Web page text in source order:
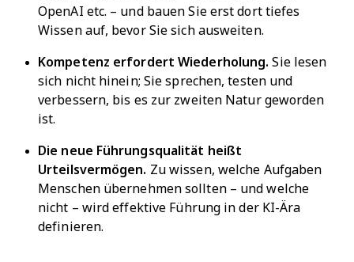
OpenAI etc. – und bauen Sie erst dort tiefes
Wissen auf, bevor Sie sich ausweiten.
Kompetenz erfordert Wiederholung. Sie lesen
sich nicht hinein; Sie sprechen, testen und
verbessern, bis es zur zweiten Natur geworden
ist.
Die neue Führungsqualität heißt
Urteilsvermögen. Zu wissen, welche Aufgaben
Menschen übernehmen sollten – und welche
nicht – wird effektive Führung in der KI-Ära
definieren.